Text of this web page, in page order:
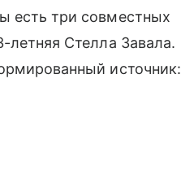
есть три совместных
Стелла Завала.
источник: